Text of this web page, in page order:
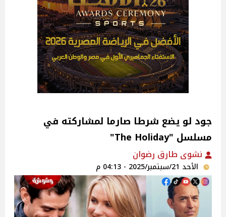
جود لو يضع شرطا صارما لمشاركته في
مسلسل "The Holiday"
نشوى طارق رضوان
الأحد 21/سبتمبر/2025 - 04:13 م